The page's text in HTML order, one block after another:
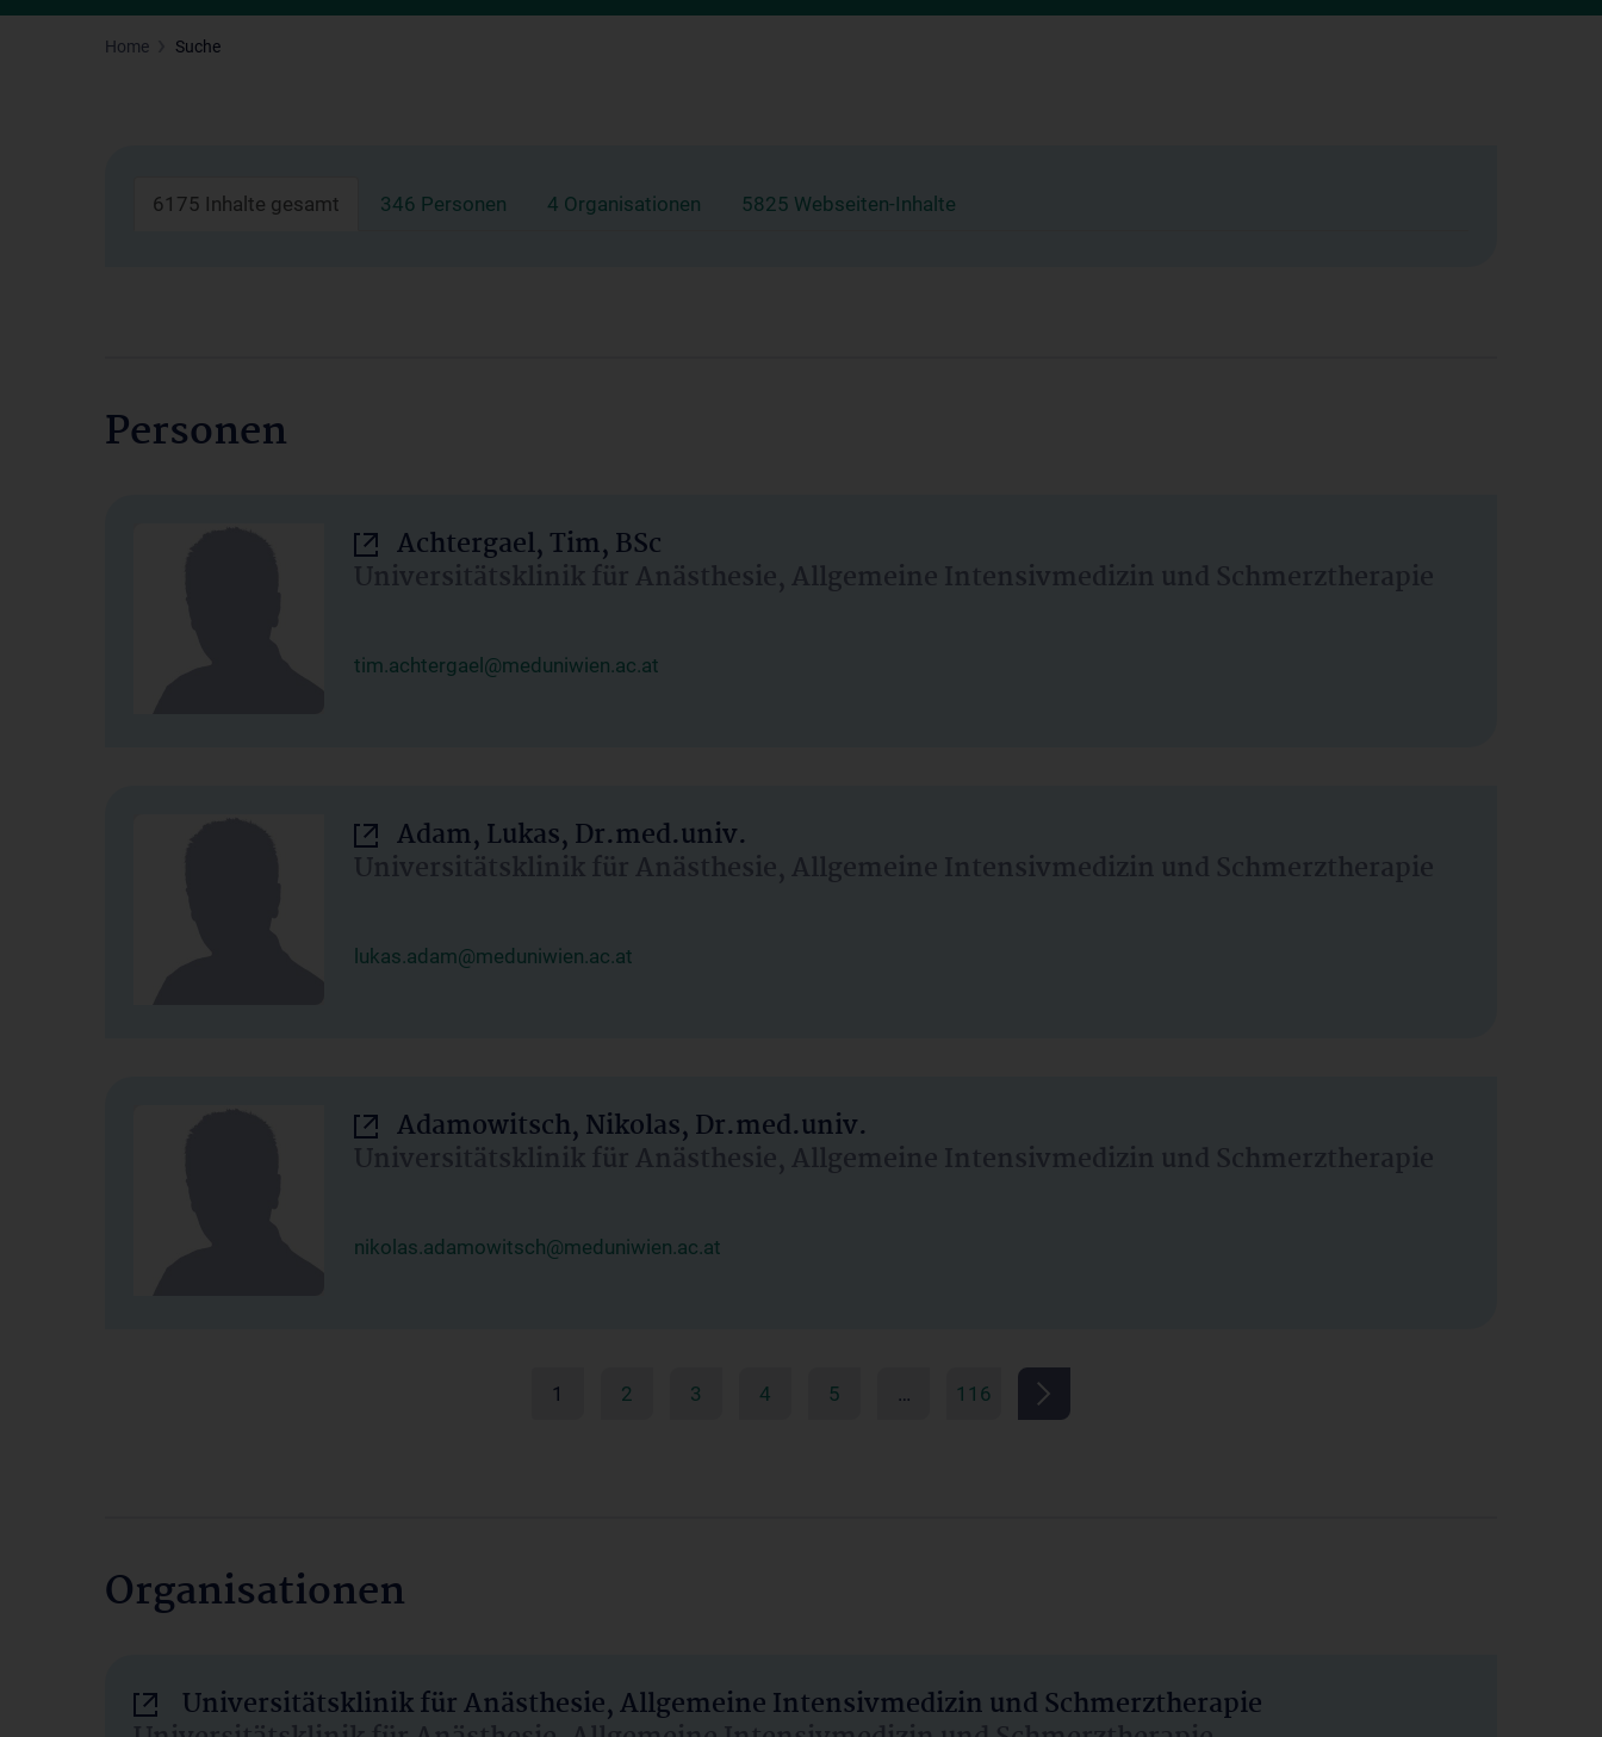
Home Suche
6175 Inhalte gesamt 346 Personen 4 Organisationen 5825 Webseiten-Inhalte
Personen
Achtergael, Tim, BSc
Universitätsklinik für Anästhesie, Allgemeine Intensivmedizin und Schmerztherapie
tim.achtergael@meduniwien.ac.at
Adam, Lukas, Dr.med.univ.
Universitätsklinik für Anästhesie, Allgemeine Intensivmedizin und Schmerztherapie
lukas.adam@meduniwien.ac.at
Adamowitsch, Nikolas, Dr.med.univ.
Universitätsklinik für Anästhesie, Allgemeine Intensivmedizin und Schmerztherapie
nikolas.adamowitsch@meduniwien.ac.at
1 2 3 4 5 … 116
Organisationen
Universitätsklinik für Anästhesie, Allgemeine Intensivmedizin und Schmerztherapie